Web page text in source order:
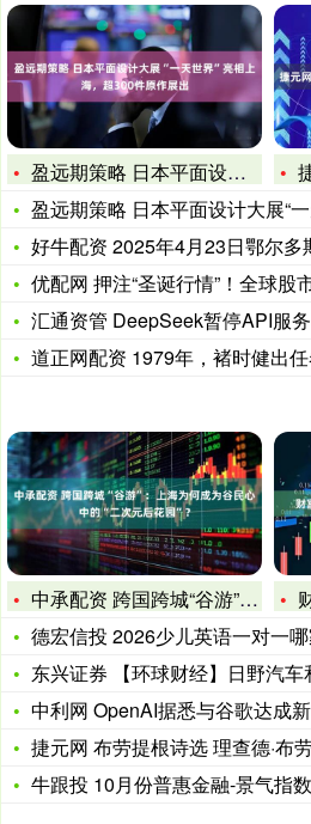
盈远期策略 日本平面设计大展“一天世界”亮相上海，超300件
盈远期策略 日本平面设计大展“一
好牛配资 2025年4月23日鄂尔
优配网 押注“圣诞行情”！全球股市普
汇通资管 DeepSeek暂停API服
道正网配资 1979年，褚时健出
中承配资 跨国跨城“谷游”：上海为何成为谷民心中的“二次元后
德宏信投 2026少儿英语一对一哪
东兴证券 【环球财经】日野汽
中利网 OpenAI据悉与谷歌达成新
捷元网 布劳提根诗选 理查德·布
牛跟投 10月份普惠金融-景气指数